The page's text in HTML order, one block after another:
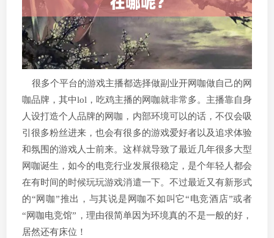
很多个平台的游戏主播都选择做副业开网咖做自己的网
咖品牌，其中lol，吃鸡主播的网咖就非常多。主播靠自身
人设打造个人品牌的网咖，内部环境可以的话，不仅会吸
引很多粉丝进来，也会有很多的游戏爱好者以及追求体验
和氛围的游戏人士前来。这样就导致了最近几年很多大型
网咖诞生，如今的电竞行业发展很稳定，是个年轻人都会
在有时间的时候玩玩游戏消遣一下。不过最近又有新形式
的“网咖”推出，与其说是网咖不如叫它“电竞酒店”或者
“网咖电竞馆”，理由很简单因为环境真的不是一般的好，
居然还有床位！